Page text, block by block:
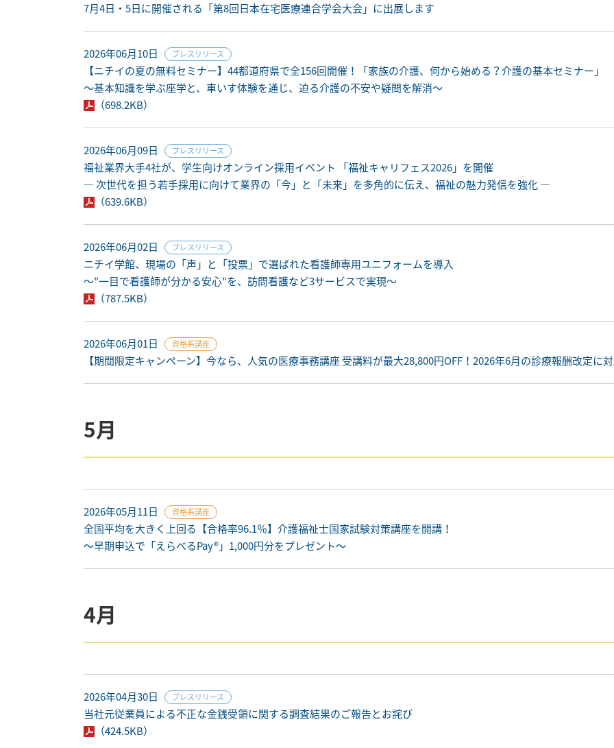
7月4日・5日に開催される「第8回日本在宅医療連合学会大会」に出展します
2026年06月10日 プレスリリース
【ニチイの夏の無料セミナー】44都道府県で全156回開催！「家族の介護、何から始める？介護の基本セミナー」
〜基本知識を学ぶ座学と、車いす体験を通じ、迫る介護の不安や疑問を解消〜
（698.2KB）
2026年06月09日 プレスリリース
福祉業界大手4社が、学生向けオンライン採用イベント 「福祉キャリフェス2026」を開催
― 次世代を担う若手採用に向けて業界の「今」と「未来」を多角的に伝え、福祉の魅力発信を強化 ―
（639.6KB）
2026年06月02日 プレスリリース
ニチイ学館、現場の「声」と「投票」で選ばれた看護師専用ユニフォームを導入
～"一目で看護師が分かる安心"を、訪問看護など3サービスで実現～
（787.5KB）
2026年06月01日 資格系講座
【期間限定キャンペーン】今なら、人気の医療事務講座 受講料が最大28,800円OFF！2026年6月の診療報酬改定に
5月
2026年05月11日 資格系講座
全国平均を大きく上回る【合格率96.1％】介護福祉士国家試験対策講座を開講！
～早期申込で「えらべるPay®」1,000円分をプレゼント～
4月
2026年04月30日 プレスリリース
当社元従業員による不正な金銭受領に関する調査結果のご報告とお詫び
（424.5KB）